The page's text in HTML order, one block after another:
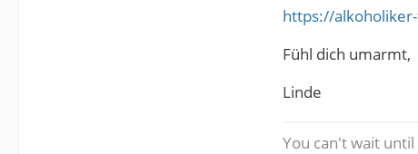
https://
Fühl dich umarmt,
Linde
You can't wait